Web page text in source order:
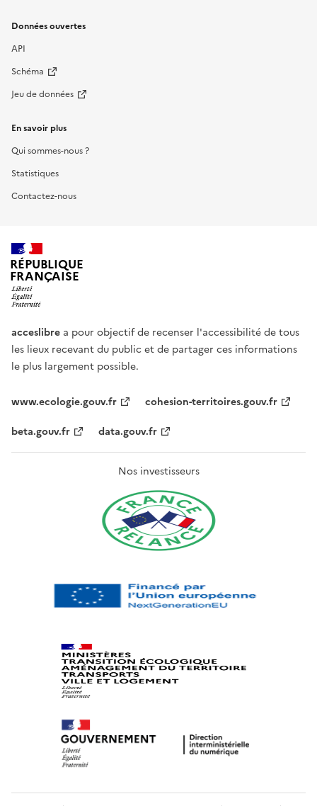
Données ouvertes
API
Schéma
Jeu de données
En savoir plus
Qui sommes-nous ?
Statistiques
Contactez-nous
RÉPUBLIQUE
FRANÇAISE
acceslibre a pour objectif de recenser l'accessibilité de tous
les lieux recevant du public et de partager ces informations
le plus largement possible.
www.ecologie.gouv.fr
cohesion-territoires.gouv.fr
beta.gouv.fr
data.gouv.fr
Nos investisseurs